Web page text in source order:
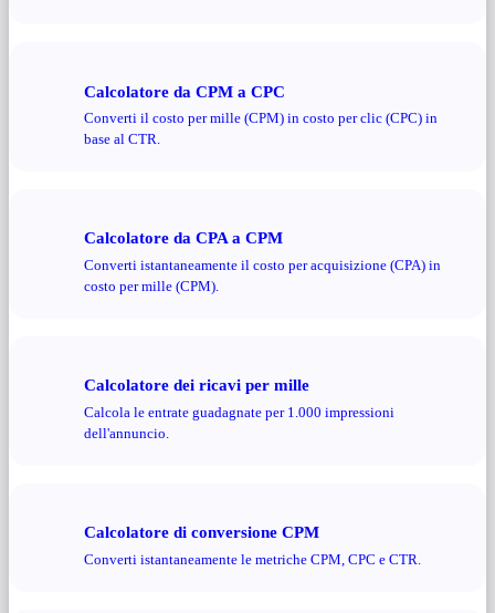
Calcolatore da CPM a CPC
Converti il ​​costo per mille (CPM) in costo per clic (CPC) in
base al CTR.
Calcolatore da CPA a CPM
Converti istantaneamente il costo per acquisizione (CPA) in
costo per mille (CPM).
Calcolatore dei ricavi per mille
Calcola le entrate guadagnate per 1.000 impressioni
dell'annuncio.
Calcolatore di conversione CPM
Converti istantaneamente le metriche CPM, CPC e CTR.